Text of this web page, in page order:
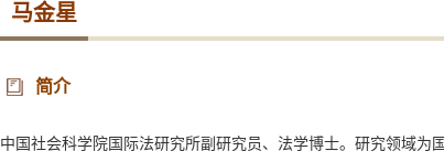
马金星
简介
中国社会科学院国际法研究所副研究员、法学博士。研究领域